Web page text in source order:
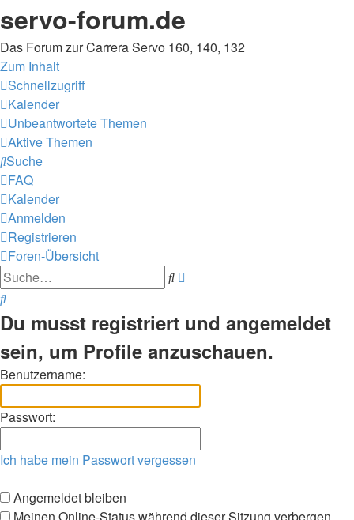
servo-forum.de
Das Forum zur Carrera Servo 160, 140, 132
Zum Inhalt
Schnellzugriff
Kalender
Unbeantwortete Themen
Aktive Themen
Suche
FAQ
Kalender
Anmelden
Registrieren
Foren-Übersicht
Suche
Suche
Du musst registriert und angemeldet
sein, um Profile anzuschauen.
Benutzername:
Passwort:
Ich habe mein Passwort vergessen
Angemeldet bleiben